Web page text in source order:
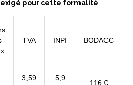
pour cette formalité
TVA INPI BODACC
3,59
5,9
116 €